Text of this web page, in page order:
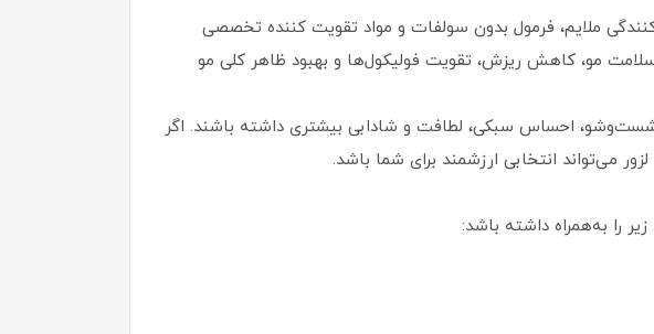
ملایم، فرمول بدون سولفات و مواد تقویت‌ کننده تخصصی
مو، کاهش ریزش، تقویت فولیکول‌ها و بهبود ظاهر کلی مو
احساس سبکی، لطافت و شادابی بیشتری داشته باشند. اگر
می‌تواند انتخابی ارزشمند برای شما باشد.
را به‌همراه داشته باشد: